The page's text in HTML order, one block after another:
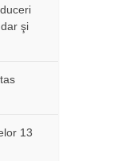
şi
13